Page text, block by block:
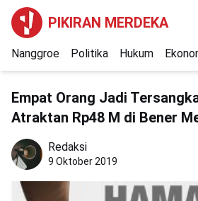
PIKIRAN MERDEKA
Nanggroe Politika Hukum
Empat Orang Jadi
Atraktan Rp48 M di Bener
Redaksi
9 Oktober 2019